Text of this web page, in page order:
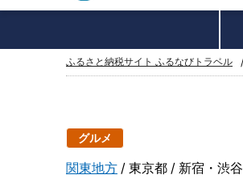
ふるさと納税サイト ふるなびトラベル
グルメ
関東地方 東京都 新宿・渋谷